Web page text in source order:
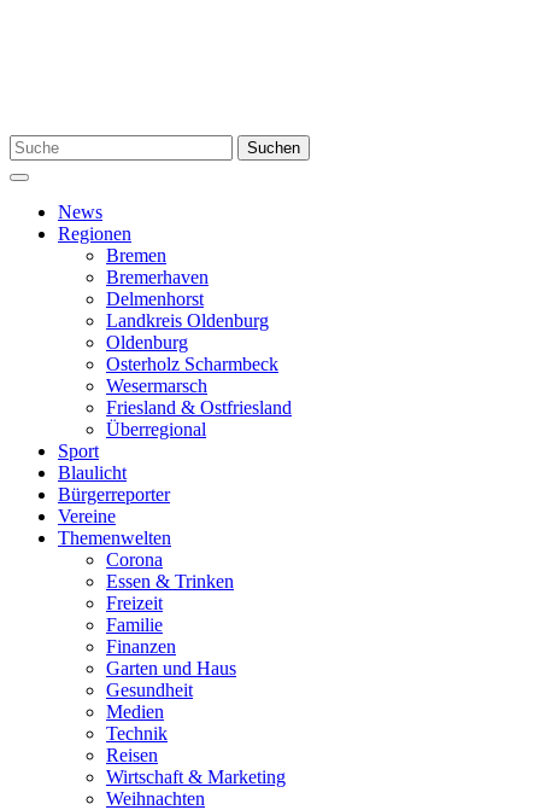
Suchen
nach:
Suchen
Menü
News
Regionen
Bremen
Bremerhaven
Delmenhorst
Landkreis Oldenburg
Oldenburg
Osterholz Scharmbeck
Wesermarsch
Friesland & Ostfriesland
Überregional
Sport
Blaulicht
Bürgerreporter
Vereine
Themenwelten
Corona
Essen & Trinken
Freizeit
Familie
Finanzen
Garten und Haus
Gesundheit
Medien
Technik
Reisen
Wirtschaft & Marketing
Weihnachten